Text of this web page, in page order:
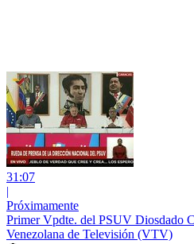
31:07
|
Próximamente
Primer Vpdte. del PSUV Diosdado
Venezolana de Televisión (VTV)